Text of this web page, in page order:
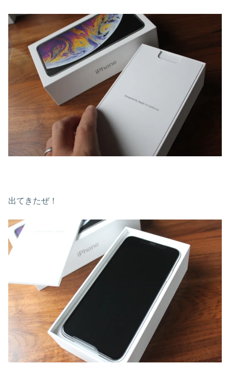
出てきたぜ！